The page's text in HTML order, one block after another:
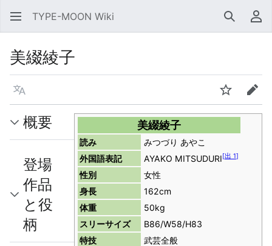
TYPE-MOON Wiki 検索 利
美綴綾子
言語 ウォッチ編集
美綴綾子
読み
みつづり あやこ
外国語表記
AYAKO MITSUDURI[出 1]
性別
女性
身長
162cm
体重
50kg
スリーサイズ
B86/W58/H83
特技
武芸全般
概要
登場
作品
と役
柄